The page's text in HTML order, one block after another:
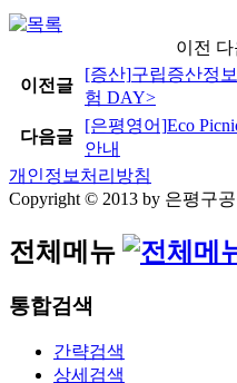
이전
이전글
[증산]구립증산정
험 DAY>
다음글
[은평영어]Eco
안내
개인정보처리방침
Copyright © 2013 by 은평구
전체메뉴
통합검색
간략검색
상세검색